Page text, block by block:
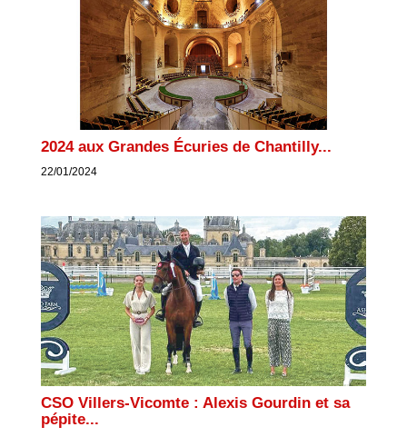
2024 aux Grandes Écuries de Chantilly...
22/01/2024
CSO Villers-Vicomte : Alexis Gourdin et sa
pépite...